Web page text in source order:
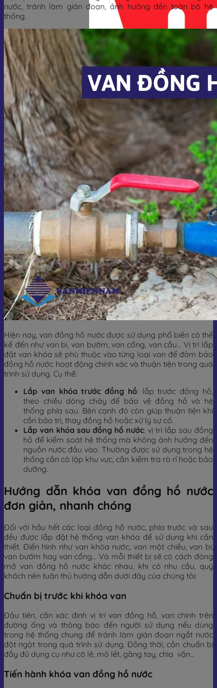
Giỏ hàng
nước, tránh làm gián đoạn, ảnh hưởng đến toàn bộ hệ
thống.
Hiện nay, van đồng hồ nước được sử dụng phổ biến có thể
kể đến như van bi, van bướm, van cổng, van cầu… Vị trí lắp
đặt van khóa sẽ phù thuộc vào từng loại van để đảm bảo
đồng hồ nước hoạt động chính xác và thuận tiện trong quá
trình sử dụng. Cụ thể:
Lắp van khóa trước đồng hồ: lắp trước đồng hồ,
theo chiều dòng chảy để bảo vệ đồng hồ và hệ
thống phía sau. Bên cạnh đó còn giúp thuận tiện khi
cần bảo trì, thay đồng hồ hoặc xử lý sự cố.
Lắp van khóa sau đồng hồ nước: vị trí lắp sau đồng
hồ để kiểm soát hệ thống mà không ảnh hưởng đến
nguồn nước đầu vào. Thường được sử dụng trong hệ
thống cần cô lập khu vực, cần kiểm tra rò rỉ hoặc bảo
dưỡng.
Hướng dẫn khóa van đồng hồ nước
đơn giản, nhanh chóng
Đối với hầu hết các loại đồng hồ nước, phía trước và sau
đều được lắp đặt hệ thống van khóa để sử dụng khi cần
thiết. Điển hình như van khóa nước, van một chiều, van bi,
van bướm hay van cổng… Và mỗi thiết bị sẽ có cách đóng
mở van đồng hồ nước khác nhau, khi có nhu cầu, quý
khách nên tuân thủ hướng dẫn dưới đây của chúng tôi:
Chuẩn bị trước khi khóa van
Đầu tiên, cần xác định vị trí van đồng hồ, van chính trên
đường ống và thông báo đến người sử dụng nếu dùng
trong hệ thống chung để tránh làm gián đoạn ngắt nước
đột ngột trong quá trình sử dụng. Đồng thời, cần chuẩn bị
đầy đủ dụng cụ như cờ lê, mỏ lết, găng tay, chìa vặn…
Tiến hành khóa van đồng hồ nước